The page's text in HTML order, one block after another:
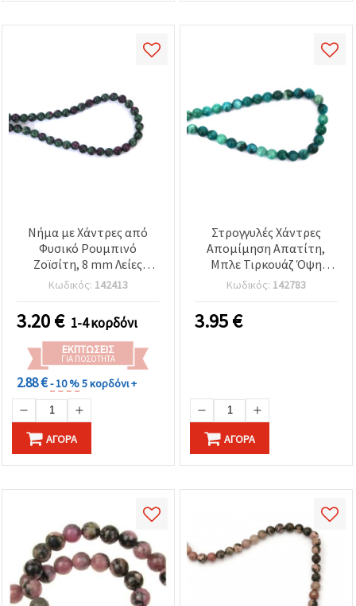
Νήμα με Χάντρες από
Φυσικό Ρουμπινό
Ζοϊσίτη, 8 mm Λείες
Στρογγυλές ~47 τεμ.,
Κεντρική Διάτρηση –
Ημιπολύτιμες Χάντρες
για Κατασκευή
Κοσμημάτων, Βραχιόλια
& Κολιέ
Κωδικός: 142413
3.20€ 1-4 κορδόνι
ΕΚΠΤΏΣΕΙΣ
ΓΙΑ ΠΟΣΌΤΗΤΑ
2.88 €- 10 %5 κορδόνι +
ΑΓΟΡΆ
Στρογγυλές Χάντρες
Απομίμηση Απατίτη,
Μπλε Τιρκουάζ Όψη
Πολύτιμου Λίθου, 8 mm
— Σειρά ~47 Γυαλισμένων
Χαντρών για DIY
Κατασκευή Κοσμημάτων
Κωδικός: 142783
3.95€
ΑΓΟΡΆ